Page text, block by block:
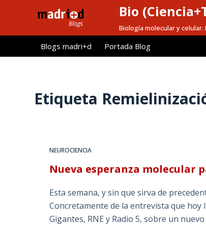
l
Bio
Biología molecular y celular.
Blogs madri+d Portada Blog
Etiqueta
NEUROCIENCIA
Nueva esperanza molecular
Esta semana, y sin que sirva de
Concretamente de la entrevista que hoy
Gigantes, RNE y Radio 5, sobre un